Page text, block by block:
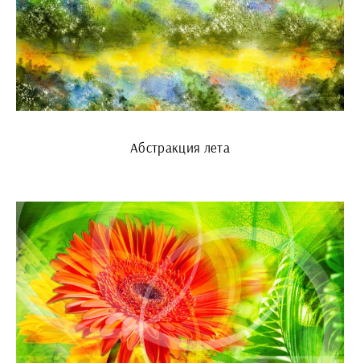
Абстракция лета